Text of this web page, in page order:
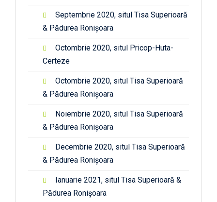
Septembrie 2020, situl Tisa Superioară
& Pădurea Ronișoara
Octombrie 2020, situl Pricop-Huta-
Certeze
Octombrie 2020, situl Tisa Superioară
& Pădurea Ronișoara
Noiembrie 2020, situl Tisa Superioară
& Pădurea Ronișoara
Decembrie 2020, situl Tisa Superioară
& Pădurea Ronișoara
Ianuarie 2021, situl Tisa Superioară &
Pădurea Ronișoara